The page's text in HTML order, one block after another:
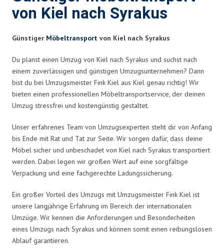
von Kiel nach Syrakus
Günstiger Möbeltransport von Kiel nach Syrakus
Du planst einen Umzug von Kiel nach Syrakus und suchst nach
einem zuverlässigen und günstigen Umzugsunternehmen? Dann
bist du bei Umzugsmeister Fink Kiel aus Kiel genau richtig! Wir
bieten einen professionellen Möbeltransportservice, der deinen
Umzug stressfrei und kostengünstig gestaltet.
Unser erfahrenes Team von Umzugsexperten steht dir von Anfang
bis Ende mit Rat und Tat zur Seite. Wir sorgen dafür, dass deine
Möbel sicher und unbeschadet von Kiel nach Syrakus transportiert
werden. Dabei legen wir großen Wert auf eine sorgfältige
Verpackung und eine fachgerechte Ladungssicherung.
Ein großer Vorteil des Umzugs mit Umzugsmeister Fink Kiel ist
unsere langjährige Erfahrung im Bereich der internationalen
Umzüge. Wir kennen die Anforderungen und Besonderheiten
eines Umzugs nach Syrakus und können somit einen reibungslosen
Ablauf garantieren.